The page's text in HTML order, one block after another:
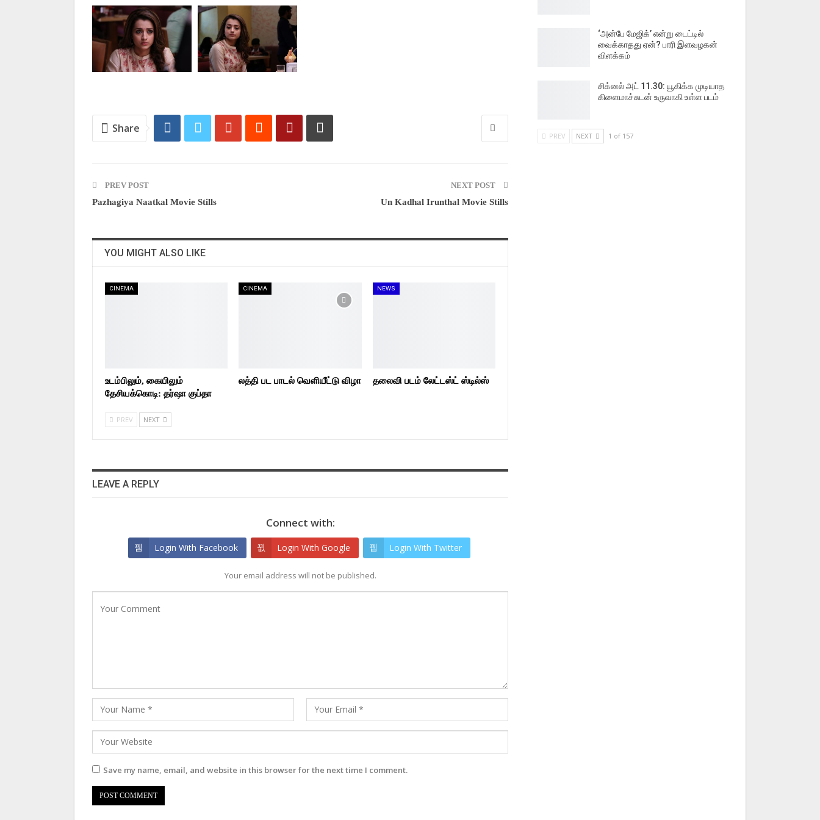
Share
PREV POST
Pazhagiya Naatkal Movie Stills
NEXT POST
Un Kadhal Irunthal Movie Stills
YOU MIGHT ALSO LIKE
CINEMA
உடம்பிலும், கையிலும்
தேசியக்கொடி: தர்ஷா குப்தா
CINEMA
லத்தி பட பாடல் வெளியீட்டு விழா
NEWS
தலைவி பட‌ம் லேட்டஸ்ட் ஸ்டில்ஸ்
PREV NEXT
LEAVE A REPLY
Connect with:
Login With Facebook Login With Google Login With Twitter
Your email address will not be published.
Save my name, email, and website in this browser for the next time I comment.
‘அன்பே மேஜிக்’ என்று டைட்டில்
வைக்காதது ஏன்? பாரி இளவழகன்
விளக்கம்
சிக்னல் அட் 11.30: யூகிக்க முடியாத
கிளைமாச்சுடன் உருவாகி உள்ள படம்
PREV NEXT 1 of 157